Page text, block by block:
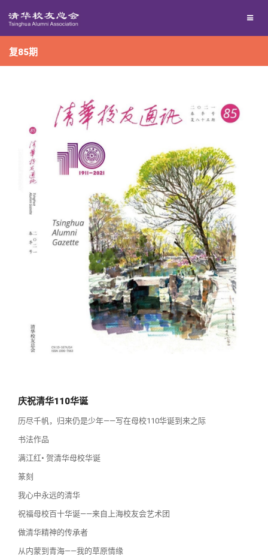
清华人物
清华故事
青春风采
校友文苑
校友讲坛
校友视界
校友服务
终身学习
信息化服务
三创大赛
实用信息
校友总会
总会简介
会长致辞
总会章程
理事会名单
关闭
复85期
庆祝清华110华诞
历尽千帆，归来仍是少年——写在母校110华诞到来之际
书法作品
满江红• 贺清华母校华诞
篆刻
我心中永远的清华
祝福母校百十华诞——来自上海校友会艺术团
做清华精神的传承者
从内蒙到青海——我的草原情缘